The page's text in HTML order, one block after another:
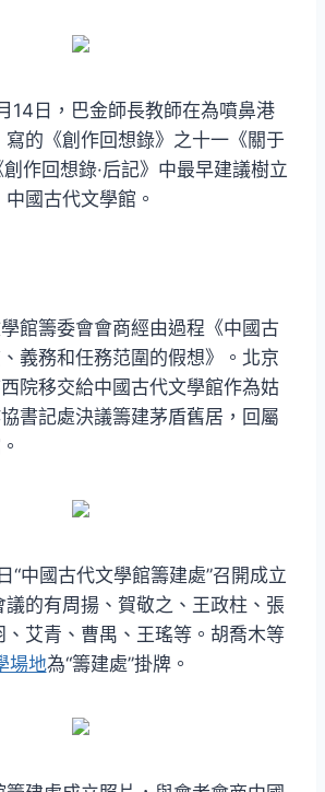
14日，巴金師長教師在為噴鼻港
寫的《創作回想錄》之十一《關于
創作回想錄·后記》中最早建議樹立
中國古代文學館。
館籌委會會商經由過程《中國古
義務和任務范圍的假想》。北京
院移交給中國古代文學館作為姑
書記處決議籌建茅盾舊居，回屬
“中國古代文學館籌建處”召開成立
議的有周揚、賀敬之、王政柱、張
、艾青、曹禺、王瑤等。胡喬木等
場地為“籌建處”掛牌。